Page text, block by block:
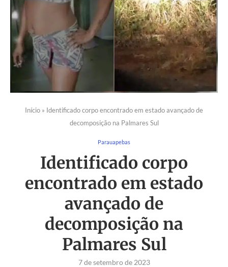
Início » Identificado corpo encontrado em estado avançado de
decomposição na Palmares Sul
Parauapebas
Identificado corpo
encontrado em estado
avançado de
decomposição na
Palmares Sul
7 de setembro de 2023